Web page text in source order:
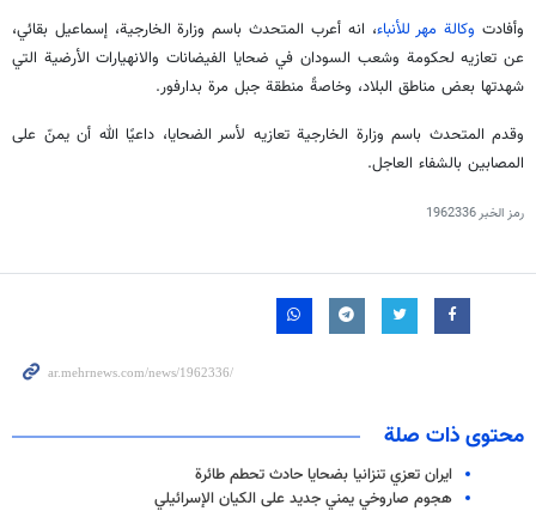
وأفادت وكالة مهر للأنباء، انه أعرب المتحدث باسم وزارة الخارجية، إسماعيل بقائي،
عن تعازيه لحكومة وشعب السودان في ضحايا الفيضانات والانهيارات الأرضية التي
شهدتها بعض مناطق البلاد، وخاصةً منطقة جبل مرة بدارفور.
وقدم المتحدث باسم وزارة الخارجية تعازيه لأسر الضحايا، داعيًا الله أن يمنّ على
المصابين بالشفاء العاجل.
رمز الخبر1962336
محتوى ذات صلة
ايران تعزي تنزانيا بضحايا حادث تحطم طائرة
هجوم صاروخي يمني جديد على الكيان الإسرائيلي